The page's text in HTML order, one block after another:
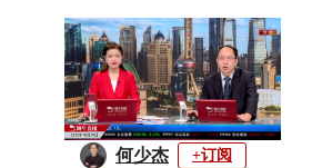
何少杰 +订阅